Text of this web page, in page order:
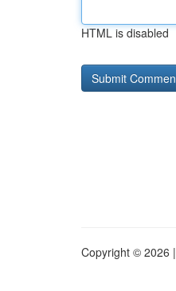
HTML is disabled
Copyright © 2026 |